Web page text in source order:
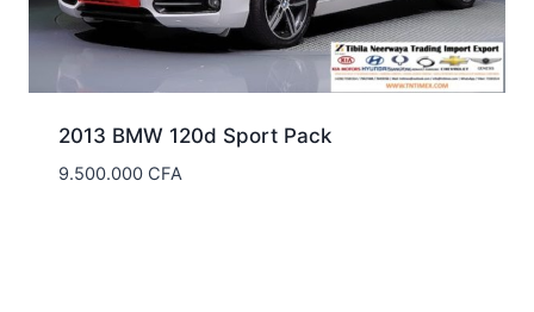
2013 BMW 120d Sport Pack
9.500.000 CFA